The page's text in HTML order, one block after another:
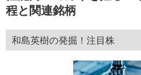
程と関連銘柄
和島英樹の発掘！注目株